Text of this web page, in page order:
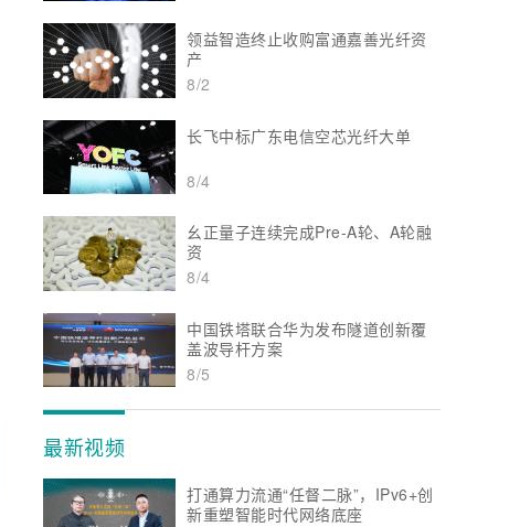
领益智造终止收购富通嘉善光纤资
产
8/2
长飞中标广东电信空芯光纤大单
8/4
幺正量子连续完成Pre-A轮、A轮融
资
8/4
中国铁塔联合华为发布隧道创新覆
盖波导杆方案
8/5
最新视频
打通算力流通“任督二脉”，IPv6+创
新重塑智能时代网络底座